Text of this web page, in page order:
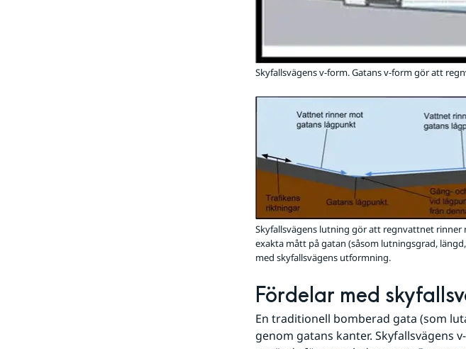
Skyfallsvägens v-form. Gatans v-form gör att
Skyfallsvägens lutning gör att regnvattnet
exakta mått på gatan (såsom lutningsgrad,
med skyfallsvägens utformning.
Fördelar med
En traditionell bomberad gata (som
genom gatans kanter. Skyfallsvägens